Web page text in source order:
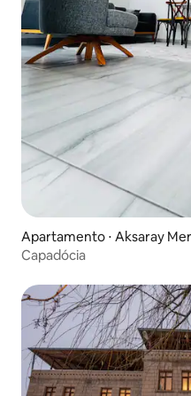
Apartamento ⋅ Aksaray
Capadócia